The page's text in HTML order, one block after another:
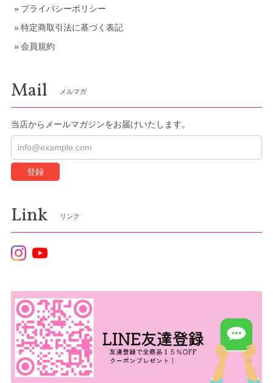
プライバシーポリシー
特定商取引法に基づく表記
会員規約
Mail メルマガ
当店からメールマガジンをお届けいたします。
登録
Link リンク